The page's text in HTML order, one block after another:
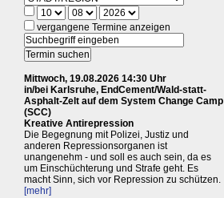
vergangene Termine anzeigen
Mittwoch, 19.08.2026 14:30 Uhr
in/bei Karlsruhe, EndCement/Wald-statt-
Asphalt-Zelt auf dem System Change Camp
(SCC)
Kreative Antirepression
Die Begegnung mit Polizei, Justiz und
anderen Repressionsorganen ist
unangenehm - und soll es auch sein, da es
um Einschüchterung und Strafe geht. Es
macht Sinn, sich vor Repression zu schützen.
[mehr]